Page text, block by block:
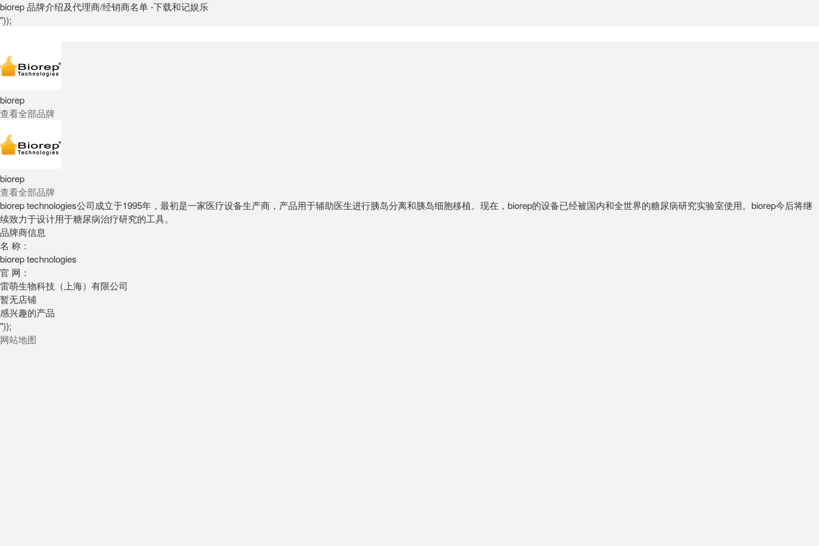
biorep 品牌介绍及代理商/经销商名单 -下载和记娱乐
"));
biorep
查看全部品牌
biorep
查看全部品牌
biorep technologies公司成立于1995年，最初是一家医疗设备生产商，产品用于辅助医生进行胰岛分离和胰岛细胞移植。现在，biorep的设备已经被国内和全世界的糖尿病研究实验室使用。biorep今后将继
续致力于设计用于糖尿病治疗研究的工具。
品牌商信息
名 称：
biorep technologies
官 网：
雷萌生物科技（上海）有限公司
暂无店铺
感兴趣的产品
"));
网站地图